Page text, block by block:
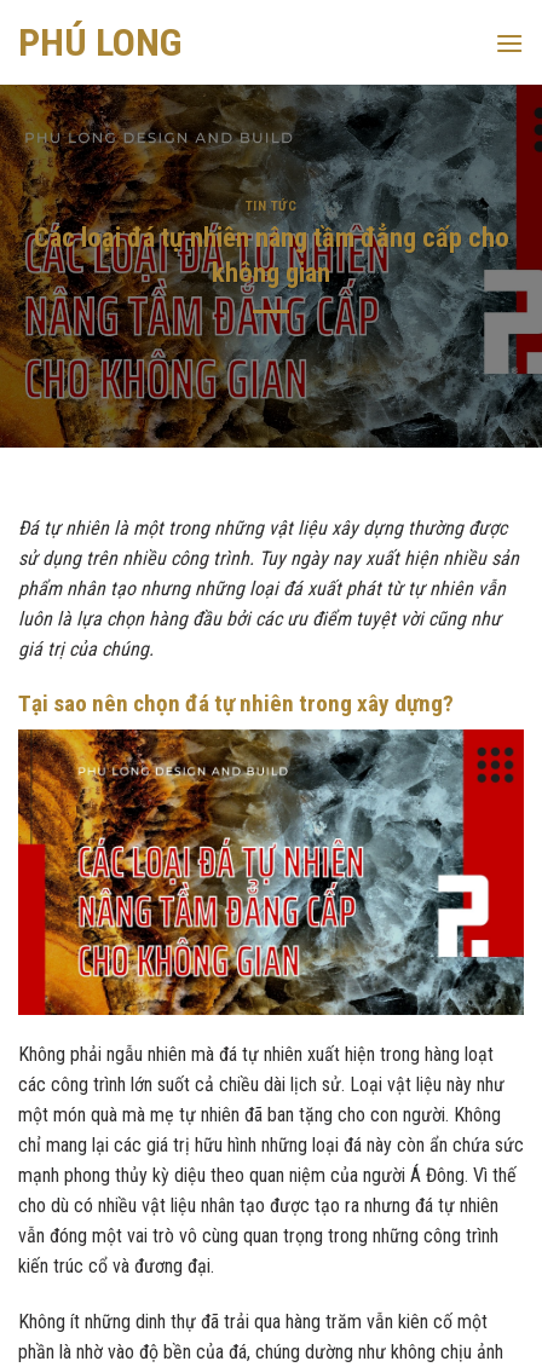
PHÚ LONG
TIN TỨC
Các loại đá tự nhiên nâng tầm đẳng cấp cho
không gian
Đá tự nhiên là một trong những vật liệu xây dựng thường được
sử dụng trên nhiều công trình. Tuy ngày nay xuất hiện nhiều sản
phẩm nhân tạo nhưng những loại đá xuất phát từ tự nhiên vẫn
luôn là lựa chọn hàng đầu bởi các ưu điểm tuyệt vời cũng như
giá trị của chúng.
Tại sao nên chọn đá tự nhiên trong xây dựng?
Không phải ngẫu nhiên mà đá tự nhiên xuất hiện trong hàng loạt
các công trình lớn suốt cả chiều dài lịch sử. Loại vật liệu này như
một món quà mà mẹ tự nhiên đã ban tặng cho con người. Không
chỉ mang lại các giá trị hữu hình những loại đá này còn ẩn chứa sức
mạnh phong thủy kỳ diệu theo quan niệm của người Á Đông. Vì thế
cho dù có nhiều vật liệu nhân tạo được tạo ra nhưng đá tự nhiên
vẫn đóng một vai trò vô cùng quan trọng trong những công trình
kiến trúc cổ và đương đại.
Không ít những dinh thự đã trải qua hàng trăm vẫn kiên cố một
phần là nhờ vào độ bền của đá, chúng dường như không chịu ảnh